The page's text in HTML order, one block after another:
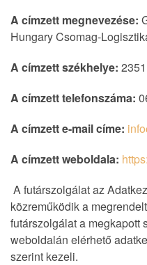
A címzett megnevezése:
Hungary Csomag-
A címzett székhelye:
A címzett telefonszáma:
A címzett e-mail címe:
A címzett weboldala:
A futárszolgálat az
közreműködik a
futárszolgálat a megkapott
weboldalán elérhető
szerint kezeli.